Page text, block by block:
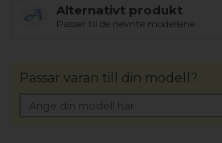
Alternativt produkt
Passer til de nevnte modellene.
Passar varan till din modell?